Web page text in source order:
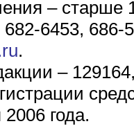
– старше
6453, 686-
.
–
года.